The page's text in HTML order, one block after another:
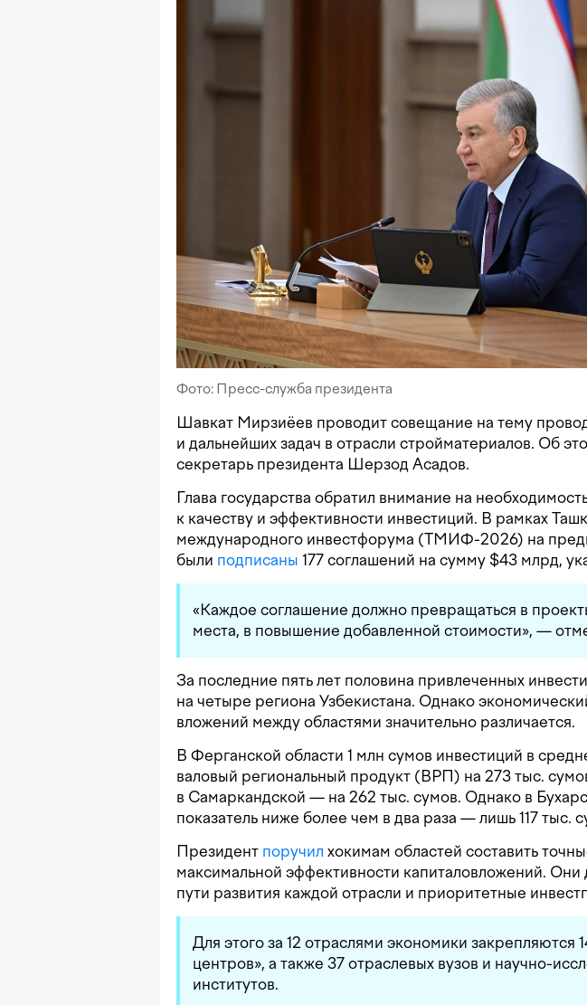
Фото: Пресс-служба президента
Шавкат Мирзиёев проводит совещание на тему
и дальнейших задач в отрасли стройматериалов. Об
секретарь президента Шерзод Асадов.
Глава государства обратил внимание на
к качеству и эффективности инвестиций. В рамках
международного инвестфорума (ТМИФ-2026) на
были подписаны 177 соглашений на сумму $43 млрд,
«Каждое соглашение должно превращаться в
места, в повышение добавленной стоимости», —
За последние пять лет половина привлеченных
на четыре региона Узбекистана. Однако
вложений между областями значительно различается.
В Ферганской области 1 млн сумов инвестиций в
валовый региональный продукт (ВРП) на 273 тыс.
в Самаркандской — на 262 тыс. сумов. Однако в
показатель ниже более чем в два раза — лишь 117 тыс.
Президент поручил хокимам областей составить
максимальной эффективности капиталовложений. Они
пути развития каждой отрасли и приоритетные
Для этого за 12 отраслями экономики закрепляются
центров», а также 37 отраслевых вузов и научно-
институтов.